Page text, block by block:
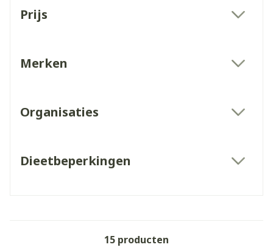
Prijs
Merken
Organisaties
Dieetbeperkingen
15 producten